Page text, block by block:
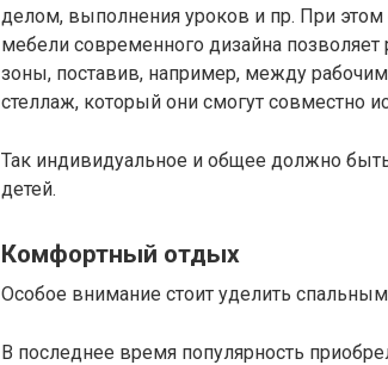
делом, выполнения уроков и пр. При
мебели современного дизайна
зоны, поставив, например, между
стеллаж, который они смогут совместно
Так индивидуальное и общее должно
детей.
Комфортный отдых
Особое внимание стоит уделить
В последнее время популярность